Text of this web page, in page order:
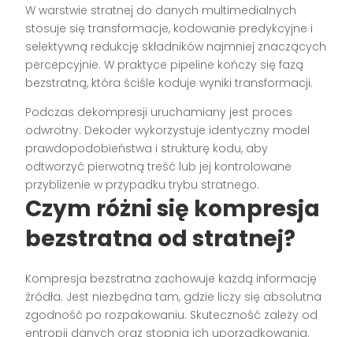
W warstwie stratnej do danych multimedialnych
stosuje się transformacje, kodowanie predykcyjne i
selektywną redukcję składników najmniej znaczących
percepcyjnie. W praktyce pipeline kończy się fazą
bezstratną, która ściśle koduje wyniki transformacji.
Podczas dekompresji uruchamiany jest proces
odwrotny. Dekoder wykorzystuje identyczny model
prawdopodobieństwa i strukturę kodu, aby
odtworzyć pierwotną treść lub jej kontrolowane
przybliżenie w przypadku trybu stratnego.
Czym różni się kompresja
bezstratna od stratnej?
Kompresja bezstratna zachowuje każdą informację
źródła. Jest niezbędna tam, gdzie liczy się absolutna
zgodność po rozpakowaniu. Skuteczność zależy od
entropii danych oraz stopnia ich uporządkowania.